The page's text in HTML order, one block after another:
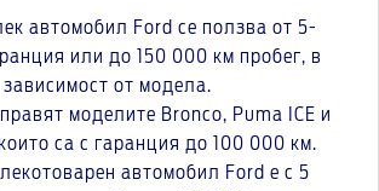
автомобил Ford се ползва от 5-
или до 150 000 км пробег, в
зависимост от модела.
моделите Bronco, Puma ICE и
са с гаранция до 100 000 км.
автомобил Ford е с 5